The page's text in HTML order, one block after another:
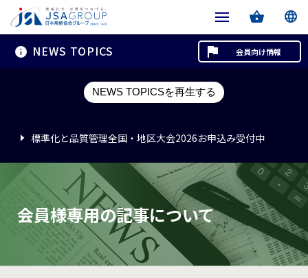
NEWS TOPICS
NEWS TOPICSを再生する
標準化と品質管理全国・地区大会2026お申込み受付中
標準化と品質管理全国・地区大会2026お申込み受付中
標準化と品質管理全国・地区大会2026お申込み受付中
会員向け情報
会員様専用の記事について